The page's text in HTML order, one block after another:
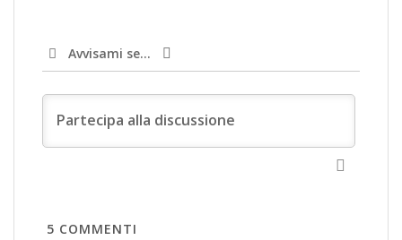
Avvisami se...
5 COMMENTI